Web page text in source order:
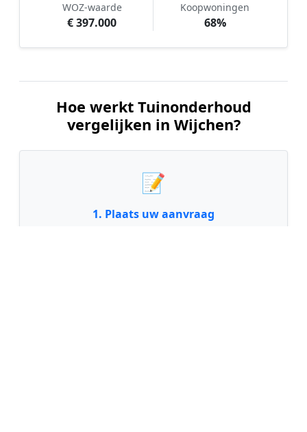
WOZ-waarde
€ 397.000
Koopwoningen
68%
Hoe werkt Tuinonderhoud
vergelijken in Wijchen?
📝
1. Plaats uw aanvraag